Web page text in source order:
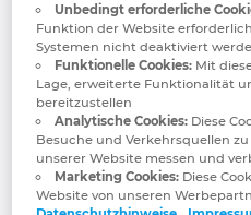
Rockwell Automation,
führender Anbieter
Automatisierungs- und
Informationslösungen.
Lebensqualität für alle
wir die Welt
machen. Rockwell
Finnland
Frankreich
Griechenland
Großbritannien
Unbedingt erforderliche
Funktion der Website
Systemen nicht deaktiviert
Funktionelle Cookies:Mit
Lage, erweiterte Funktionalität
bereitzustellen
Analytische Cookies:Diese
Besuche und Verkehrsquellen
unserer Website messen und
Marketing Cookies:Diese
Website von unseren